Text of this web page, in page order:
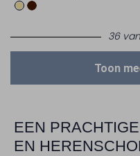
36
Toon
EEN
EN